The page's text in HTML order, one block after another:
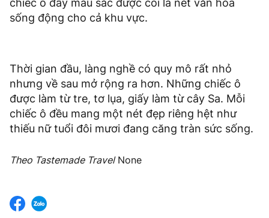
chiếc ô đầy màu sắc được coi là nét văn hóa
sống động cho cả khu vực.
Thời gian đầu, làng nghề có quy mô rất nhỏ
nhưng về sau mở rộng ra hơn. Những chiếc ô
được làm từ tre, tơ lụa, giấy làm từ cây Sa. Mỗi
chiếc ô đều mang một nét đẹp riêng hệt như
thiếu nữ tuổi đôi mươi đang căng tràn sức sống.
Theo Tastemade TravelNone